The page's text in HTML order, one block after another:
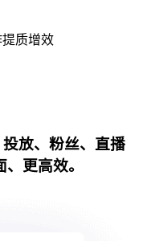
提质增效
放、粉丝、直播
更高效。